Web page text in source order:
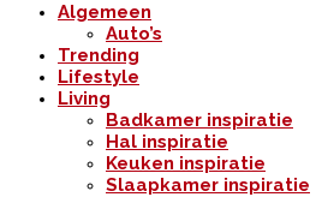
Algemeen
Auto’s
Trending
Lifestyle
Living
Badkamer inspiratie
Hal inspiratie
Keuken inspiratie
Slaapkamer inspiratie